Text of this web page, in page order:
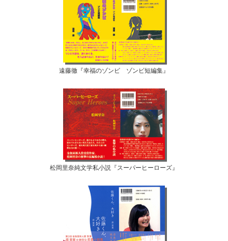
遠藤徹『幸福のゾンビ ゾンビ短編集』
松岡里奈純文学私小説『スーパーヒーローズ』